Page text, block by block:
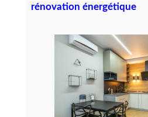
rénovation énergétique